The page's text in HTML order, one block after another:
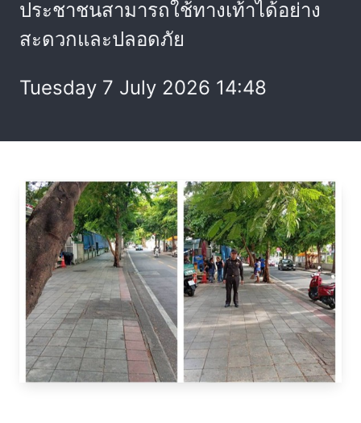
ประชาชนสามารถใช้ทางเท้าได้อย่าง
สะดวกและปลอดภัย
Tuesday 7 July 2026 14:48